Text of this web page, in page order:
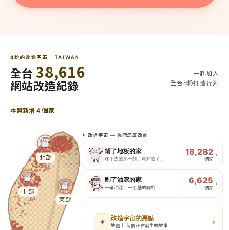
d粉的改造宇宙 · TAIWAN
全台38,616
網站改造紀錄
一起加入
全台d粉打造行列
本週新增 4 個家
北部
中部
東部
✦ 改造宇宙 — 你們怎麼改的
鋪了地板的家
踩下去的那一刻，就知道了。
18,282
個家
›
18,282 個家的故事
地板鋪好的那天，
她踩上去，發現家可以這樣安靜。
刷了油漆的家
一罐油漆，一面牆的開始。
6,625
個家
›
有人選了一個很深的顏色，
刷上去以後，才發現
›
✦ 改造宇宙的亮點
地圖上 每個正在發生的故事